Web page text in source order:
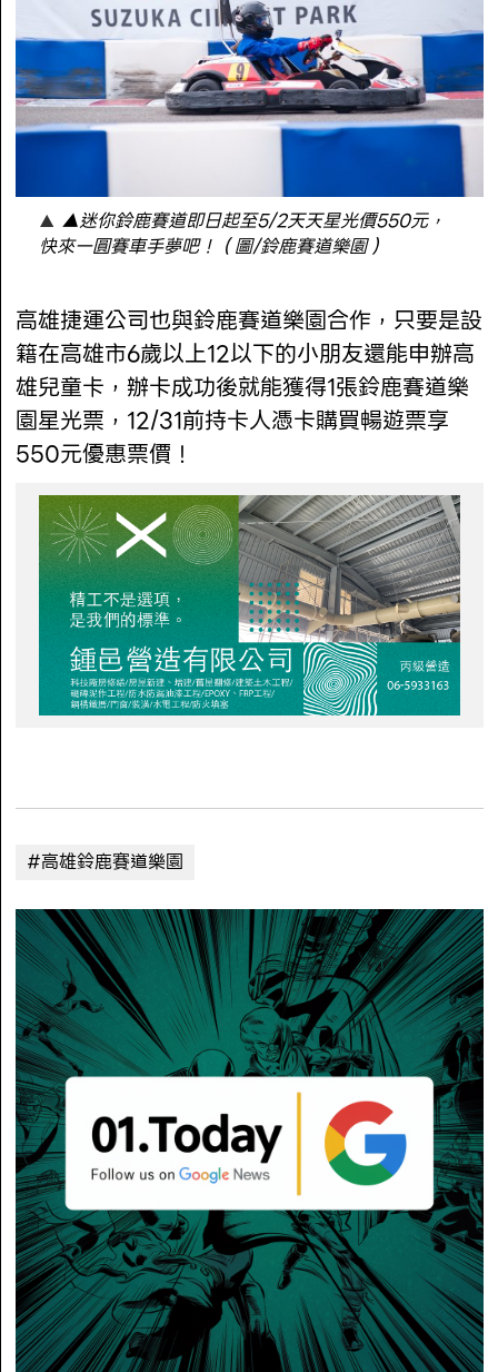
▲迷你鈴鹿賽道即日起至5/2天天星光價550元，
快來一圓賽車手夢吧！（圖/鈴鹿賽道樂園）
高雄捷運公司也與鈴鹿賽道樂園合作，只要是設
籍在高雄市6歲以上12以下的小朋友還能申辦高
雄兒童卡，辦卡成功後就能獲得1張鈴鹿賽道樂
園星光票，12/31前持卡人憑卡購買暢遊票享
550元優惠票價！
#高雄鈴鹿賽道樂園